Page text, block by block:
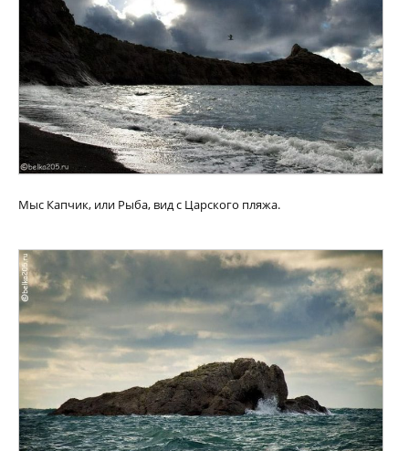
Мыс Капчик, или Рыба, вид с Царского пляжа.